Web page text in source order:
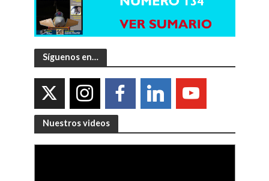
Síguenos en…
Nuestros videos